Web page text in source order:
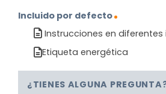
Incluido por defecto
Instrucciones en diferentes
Etiqueta energética
¿TIENES ALGUNA